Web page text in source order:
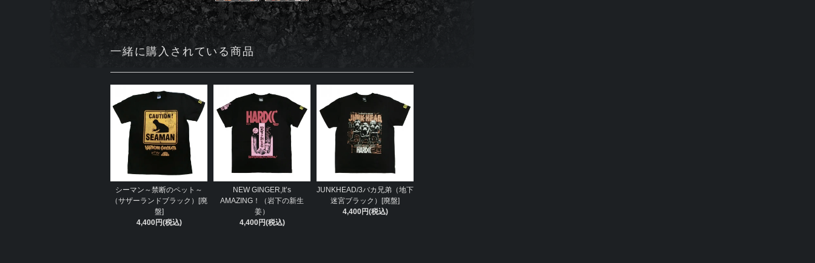
一緒に購入されている商品
シーマン～禁断のペット～
（サザーランドブラック）[廃
盤]
4,400円(税込)
NEW GINGER,It’s
AMAZING！（岩下の新生
姜）
4,400円(税込)
JUNKHEAD/3バカ兄弟（地下
迷宮ブラック）[廃盤]
4,400円(税込)